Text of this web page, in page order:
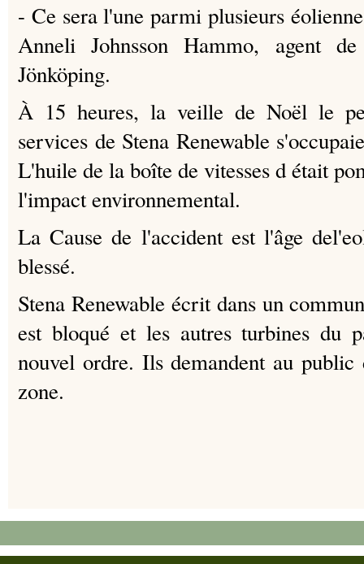
- Ce sera l'une parmi plusieurs
Anneli Johnsson Hammo, agent
Jönköping.
À 15 heures, la veille de Noël le
services de Stena Renewable
L'huile de la boîte de vitesses d était
l'impact environnemental.
La Cause de l'accident est l'âge
blessé.
Stena Renewable écrit dans un
est bloqué et les autres turbines du
nouvel ordre. Ils demandent au
zone.